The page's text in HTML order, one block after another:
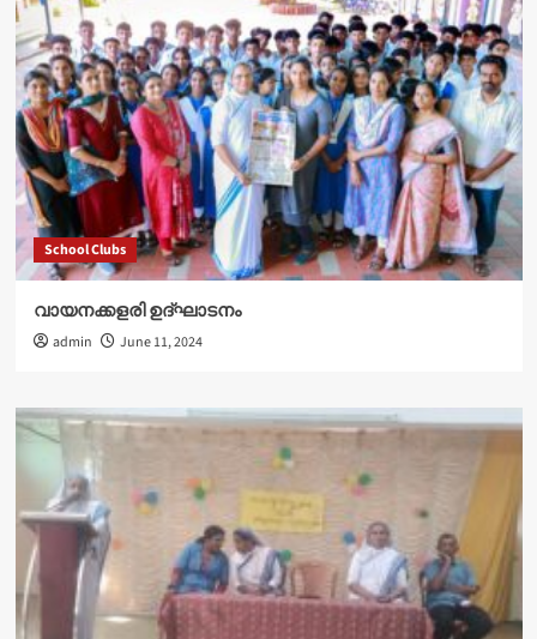
School Clubs
വായനക്കളരി ഉദ്‌ഘാടനം
admin June 11, 2024